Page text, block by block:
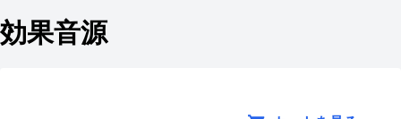
効果音源